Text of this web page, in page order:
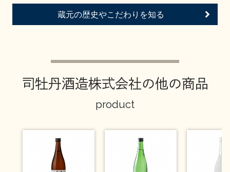
蔵元の歴史やこだわりを知る
司牡丹酒造株式会社の他の商品
product